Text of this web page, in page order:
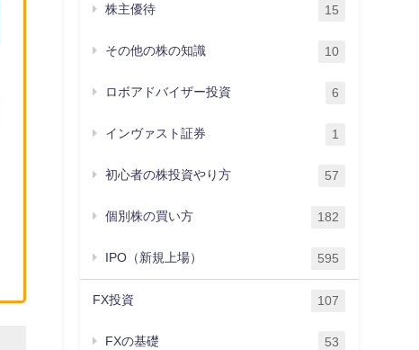
株主優待 15
その他の株の知識 10
ロボアドバイザー投資 6
インヴァスト証券 1
初心者の株投資やり方 57
個別株の買い方 182
IPO（新規上場） 595
FX投資 107
FXの基礎 53